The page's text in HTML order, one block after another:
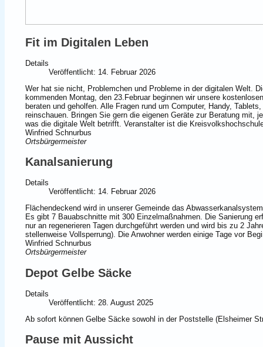
Fit im Digitalen Leben
Details
Veröffentlicht: 14. Februar 2026
Wer hat sie nicht, Problemchen und Probleme in der digitalen Welt.
kommenden Montag, den 23.Februar beginnen wir unsere
beraten und geholfen. Alle Fragen rund um Computer, Handy,
reinschauen. Bringen Sie gern die eigenen Geräte zur Beratung
was die digitale Welt betrifft. Veranstalter ist die
Winfried Schnurbus
Ortsbürgermeister
Kanalsanierung
Details
Veröffentlicht: 14. Februar 2026
Flächendeckend wird in unserer Gemeinde das
Es gibt 7 Bauabschnitte mit 300 Einzelmaßnahmen. Die Sanierung
nur an regenerieren Tagen durchgeführt werden und wird bis zu 2
stellenweise Vollsperrung). Die Anwohner werden einige Tage vor
Winfried Schnurbus
Ortsbürgermeister
Depot Gelbe Säcke
Details
Veröffentlicht: 28. August 2025
Ab sofort können Gelbe Säcke sowohl in der Poststelle (Elsheimer
Pause mit Aussicht